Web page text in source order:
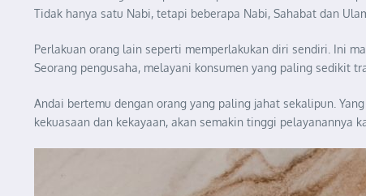
Tidak hanya satu Nabi, tetapi beberapa Nabi, Sahabat dan
Perlakuan orang lain seperti memperlakukan diri sendiri. Ini
Seorang pengusaha, melayani konsumen yang paling sedikit
Andai bertemu dengan orang yang paling jahat sekalipun.
kekuasaan dan kekayaan, akan semakin tinggi pelayanannya